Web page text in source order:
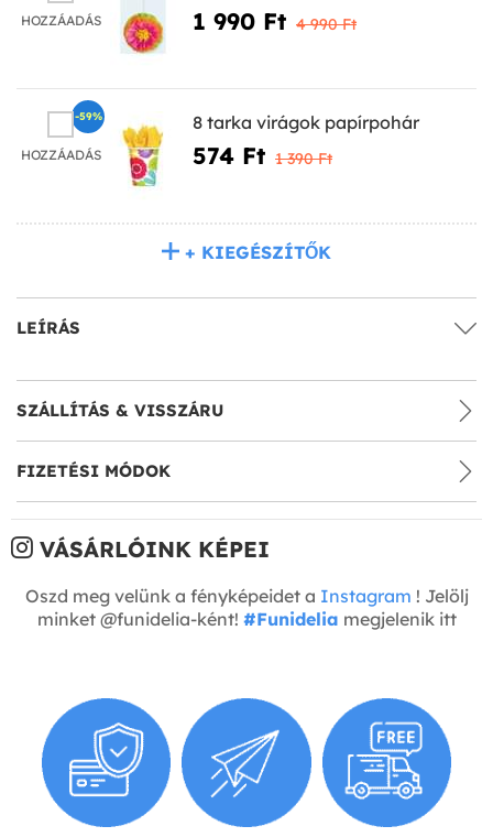
HOZZÁADÁS 1 990 Ft‎ 4 990 Ft‎
HOZZÁADÁS
8 tarka virágok papírpohár
574 Ft‎ 1 390 Ft‎
-59%
+ KIEGÉSZÍTŐK
LEÍRÁS
SZÁLLÍTÁS & VISSZÁRU
FIZETÉSI MÓDOK
VÁSÁRLÓINK KÉPEI
Oszd meg velünk a fényképeidet a Instagram ! Jelölj
minket @funidelia-ként! #Funidelia megjelenik itt